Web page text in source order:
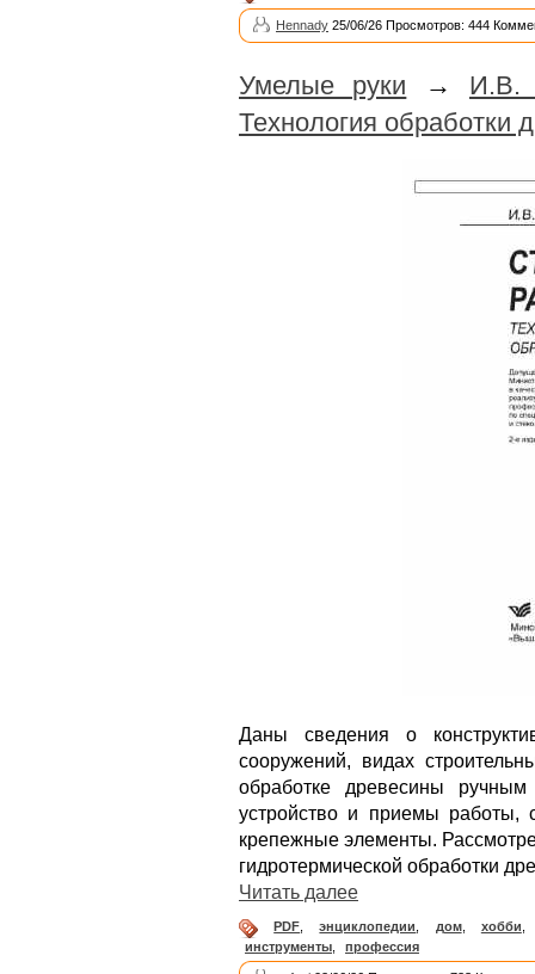
Hennady 25/06/26 Просмотров: 444
Умелые руки → И.В.
Технология обработки
Даны сведения о
сооружений, видах
обработке древесины
устройство и приемы работы,
крепежные элементы.
гидротермической обработки
Читать далее
PDF, энциклопедии, дом, хобби,
инструменты
профессия